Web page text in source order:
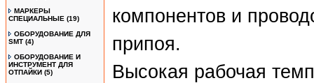
МАРКЕРЫ
СПЕЦИАЛЬНЫЕ (19)
ОБОРУДОВАНИЕ ДЛЯ
SMT (4)
ОБОРУДОВАНИЕ И
ИНСТРУМЕНТ ДЛЯ
ОТПАЙКИ (5)
компонентов и
припоя.
Высокая рабочая